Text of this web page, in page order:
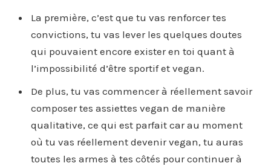
La première, c’est que tu vas renforcer tes
convictions, tu vas lever les quelques doutes
qui pouvaient encore exister en toi quant à
l’impossibilité d’être sportif et vegan.
De plus, tu vas commencer à réellement savoir
composer tes assiettes vegan de manière
qualitative, ce qui est parfait car au moment
où tu vas réellement devenir vegan, tu auras
toutes les armes à tes côtés pour continuer à